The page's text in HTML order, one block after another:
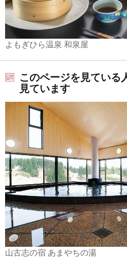
よもぎひら温泉 和泉屋
このページを見ている
見ています
山古志の宿 あまやちの湯